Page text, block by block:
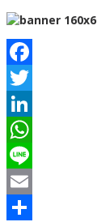
Facebook
Twitter
LinkedIn
WhatsApp
Line
Email